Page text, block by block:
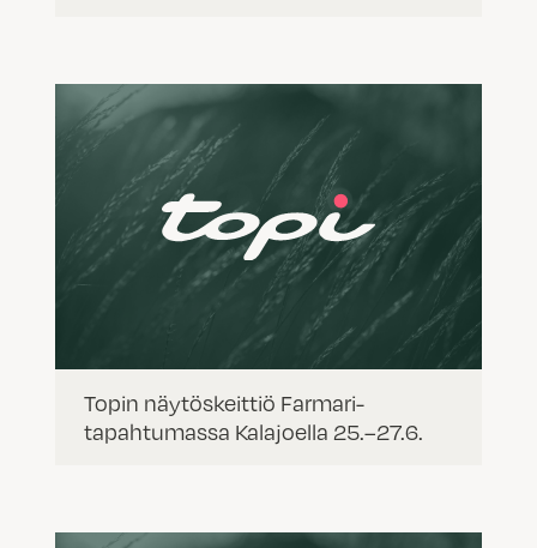
Topin näytöskeittiö Farmari-
tapahtumassa Kalajoella 25.–27.6.